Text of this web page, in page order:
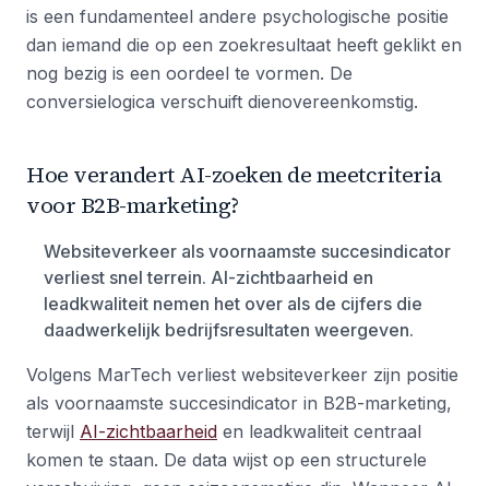
is een fundamenteel andere psychologische positie
dan iemand die op een zoekresultaat heeft geklikt en
nog bezig is een oordeel te vormen. De
conversielogica verschuift dienovereenkomstig.
Hoe verandert AI-zoeken de meetcriteria
voor B2B-marketing?
Websiteverkeer als voornaamste succesindicator
verliest snel terrein. AI-zichtbaarheid en
leadkwaliteit nemen het over als de cijfers die
daadwerkelijk bedrijfsresultaten weergeven.
Volgens MarTech verliest websiteverkeer zijn positie
als voornaamste succesindicator in B2B-marketing,
terwijl AI-zichtbaarheid en leadkwaliteit centraal
komen te staan. De data wijst op een structurele